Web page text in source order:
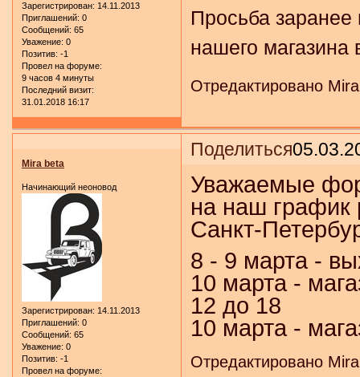
Зарегистрирован: 14.11.2013
Приглашений: 0
Сообщений: 65
Уважение: 0
Позитив: -1
Провел на форуме:
9 часов 4 минуты
Последний визит:
31.01.2018 16:17
Просьба
нашего магазина
Отредактировано
Поделиться
Mira beta
Начинающий неоновод
Зарегистрирован: 14.11.2013
Приглашений: 0
Сообщений: 65
Уважение: 0
Позитив: -1
Провел на форуме:
Уважаемые
на наш график
Санкт-
8 - 9 марта -
10 марта -
12 до 18
10 марта -
Отредактировано